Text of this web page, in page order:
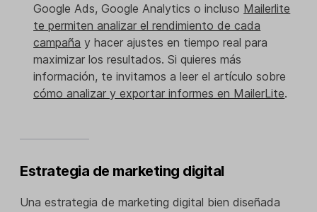
Google Ads, Google Analytics o incluso Mailerlite
te permiten analizar el rendimiento de cada
campaña y hacer ajustes en tiempo real para
maximizar los resultados. Si quieres más
información, te invitamos a leer el artículo sobre
cómo analizar y exportar informes en MailerLite.
Estrategia de marketing digital
Una estrategia de marketing digital bien diseñada